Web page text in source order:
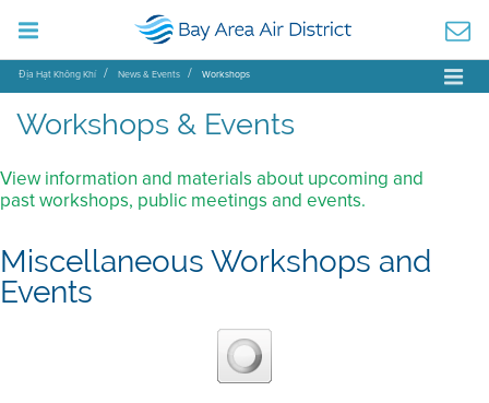
Địa Hạt Không Khí News & Events Workshops
Workshops & Events
View information and materials about upcoming and
past workshops, public meetings and events.
Miscellaneous Workshops and
Events